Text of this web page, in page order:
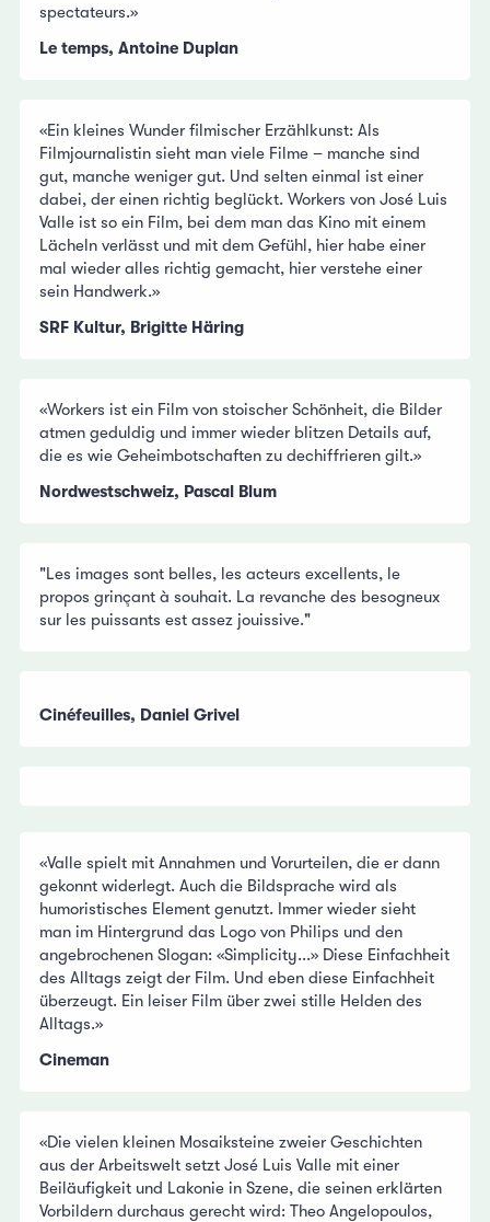
spectateurs.»
Le temps, Antoine Duplan
«Ein kleines Wunder filmischer Erzählkunst: Als
Filmjournalistin sieht man viele Filme – manche sind
gut, manche weniger gut. Und selten einmal ist einer
dabei, der einen richtig beglückt. Workers von José Luis
Valle ist so ein Film, bei dem man das Kino mit einem
Lächeln verlässt und mit dem Gefühl, hier habe einer
mal wieder alles richtig gemacht, hier verstehe einer
sein Handwerk.»
SRF Kultur, Brigitte Häring
«Workers ist ein Film von stoischer Schönheit, die Bilder
atmen geduldig und immer wieder blitzen Details auf,
die es wie Geheimbotschaften zu dechiffrieren gilt.»
Nordwestschweiz, Pascal Blum
"Les images sont belles, les acteurs excellents, le
propos grinçant à souhait. La revanche des besogneux
sur les puissants est assez jouissive."
Cinéfeuilles, Daniel Grivel
«Valle spielt mit Annahmen und Vorurteilen, die er dann
gekonnt widerlegt. Auch die Bildsprache wird als
humoristisches Element genutzt. Immer wieder sieht
man im Hintergrund das Logo von Philips und den
angebrochenen Slogan: «Simplicity...» Diese Einfachheit
des Alltags zeigt der Film. Und eben diese Einfachheit
überzeugt. Ein leiser Film über zwei stille Helden des
Alltags.»
Cineman
«Die vielen kleinen Mosaiksteine zweier Geschichten
aus der Arbeitswelt setzt José Luis Valle mit einer
Beiläufigkeit und Lakonie in Szene, die seinen erklärten
Vorbildern durchaus gerecht wird: Theo Angelopoulos,